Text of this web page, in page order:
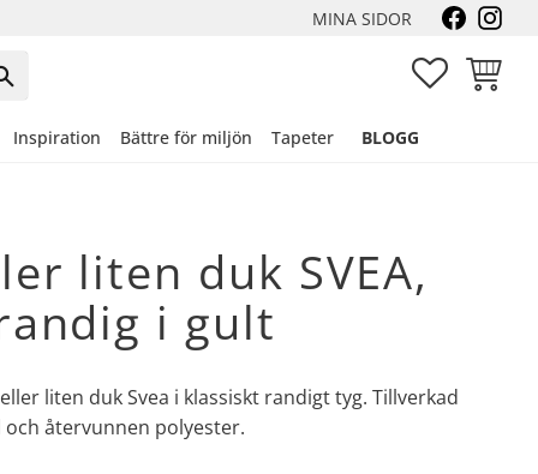
MINA SIDOR
FAVORITER
Inspiration Bättre för miljön Tapeter BLOGG
liten duk SVEA,
i gult
liten duk Svea i klassiskt randigt tyg. Tillverkad
återvunnen polyester.